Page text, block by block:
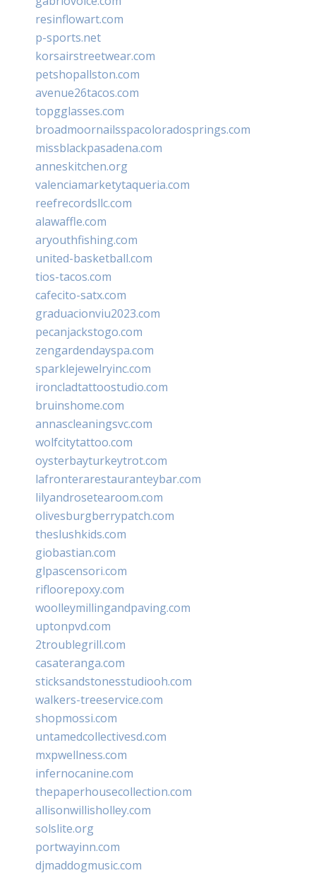
resinflowart.com
p-sports.net
korsairstreetwear.com
petshopallston.com
avenue26tacos.com
topgglasses.com
broadmoornailsspacoloradosprings.com
missblackpasadena.com
anneskitchen.org
valenciamarketytaqueria.com
reefrecordsllc.com
alawaffle.com
aryouthfishing.com
united-basketball.com
tios-tacos.com
cafecito-satx.com
graduacionviu2023.com
pecanjackstogo.com
zengardendayspa.com
sparklejewelryinc.com
ironcladtattoostudio.com
bruinshome.com
annascleaningsvc.com
wolfcitytattoo.com
oysterbayturkeytrot.com
lafronterarestauranteybar.com
lilyandrosetearoom.com
olivesburgberrypatch.com
theslushkids.com
giobastian.com
glpascensori.com
rifloorepoxy.com
woolleymillingandpaving.com
uptonpvd.com
2troublegrill.com
casateranga.com
sticksandstonesstudiooh.com
walkers-treeservice.com
shopmossi.com
untamedcollectivesd.com
mxpwellness.com
infernocanine.com
thepaperhousecollection.com
allisonwillisholley.com
solslite.org
portwayinn.com
djmaddogmusic.com